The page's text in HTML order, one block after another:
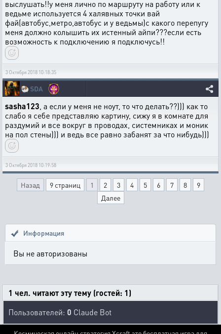
выслушать!!у меня лично по маршруту на работу или к
ведьме используется 4 халявных точки вай
фай(автобус,метро,автобус и у ведьмы)с какого перепугу
меня должно колышить их истенный айпи???если есть
возможность к подключению я подключусь!!
3 Октября 2018 10:18:35
🐏SDA
sasha123 , а если у меня не ноут, то что делать??))) как то
слабо я себе представляю картину, сижу я в комнате для
раздумий и все вокруг в проводах, системниках и моник
на пол стены))) и ведь все равно забанят за что нибудь)))
3 Октября 2018 10:19:58
Назад 9 страниц 1 2 3 4 5 6 7 8
9
Далее
Информация
Вы не авторизованы
1 чел. читают эту тему (гостей: 1)
Пользователей: 0 Claude Bot